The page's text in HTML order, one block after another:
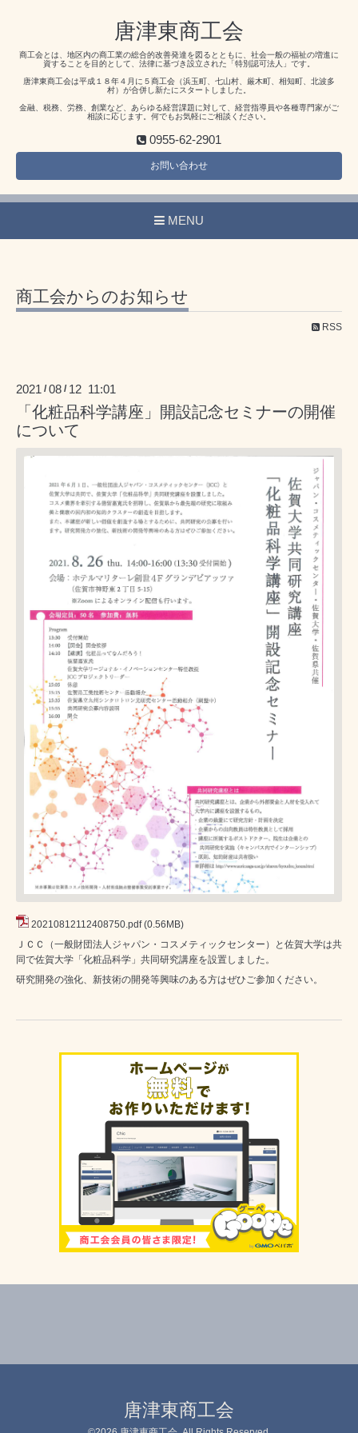
唐津東商工会
商工会とは、地区内の商工業の総合的改善発達を図るとともに、社会一般の福祉の増進に
資することを目的として、法律に基づき設立された「特別認可法人」です。
唐津東商工会は平成１８年４月に５商工会（浜玉町、七山村、厳木町、相知町、北波多
村）が合併し新たにスタートしました。
金融、税務、労務、創業など、あらゆる経営課題に対して、経営指導員や各種専門家がご
相談に応じます。何でもお気軽にご相談ください。
0955-62-2901
お問い合わせ
MENU
商工会からのお知らせ
RSS
2021 /08 / 12 11:01
「化粧品科学講座」開設記念セミナーの開催
について
20210812112408750.pdf (0.56MB)
ＪＣＣ（一般財団法人ジャパン・コスメティックセンター）と佐賀大学は共
同で佐賀大学「化粧品科学」共同研究講座を設置しました。
研究開発の強化、新技術の開発等興味のある方はぜひご参加ください。
唐津東商工会